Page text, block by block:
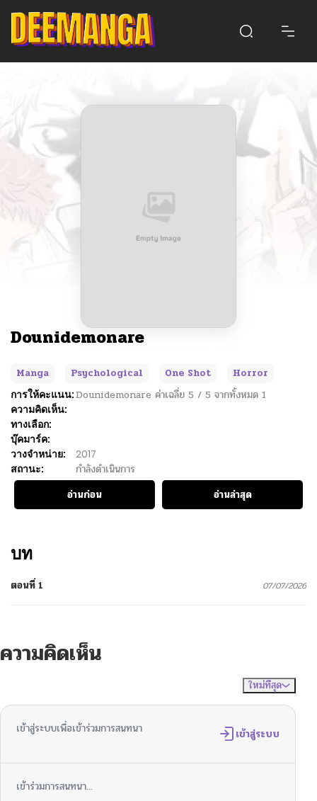
Dounidemonare
Manga Psychological One Shot
Horror
การให้คะแนน:Dounidemonare ค่าเฉลี่ย 5 / 5 จากทั้งหมด 1
ความคิดเห็น:
ทางเลือก:
บุ๊คมาร์ค:
วางจำหน่าย:
2017
สถานะ:
กำลังดำเนินการ
อ่านก่อน
อ่านล่าสุด
บท
ตอนที่ 1 07/07/2026
ความคิดเห็น
ใหม่ที่สุด
เข้าสู่ระบบเพื่อเข้าร่วมการสนทนา เข้าสู่ระบบ
เข้าร่วมการสนทนา...